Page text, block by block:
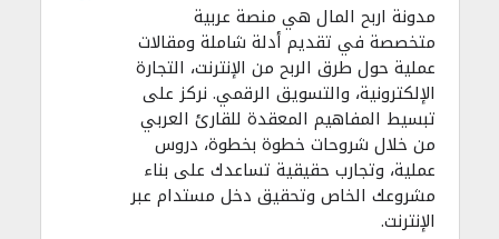
مدونة اربح المال هي منصة عربية
متخصصة في تقديم أدلة شاملة ومقالات
عملية حول طرق الربح من الإنترنت، التجارة
الإلكترونية، والتسويق الرقمي. نركز على
تبسيط المفاهيم المعقدة للقارئ العربي
من خلال شروحات خطوة بخطوة، دروس
عملية، وتجارب حقيقية تساعدك على بناء
مشروعك الخاص وتحقيق دخل مستدام عبر
الإنترنت.